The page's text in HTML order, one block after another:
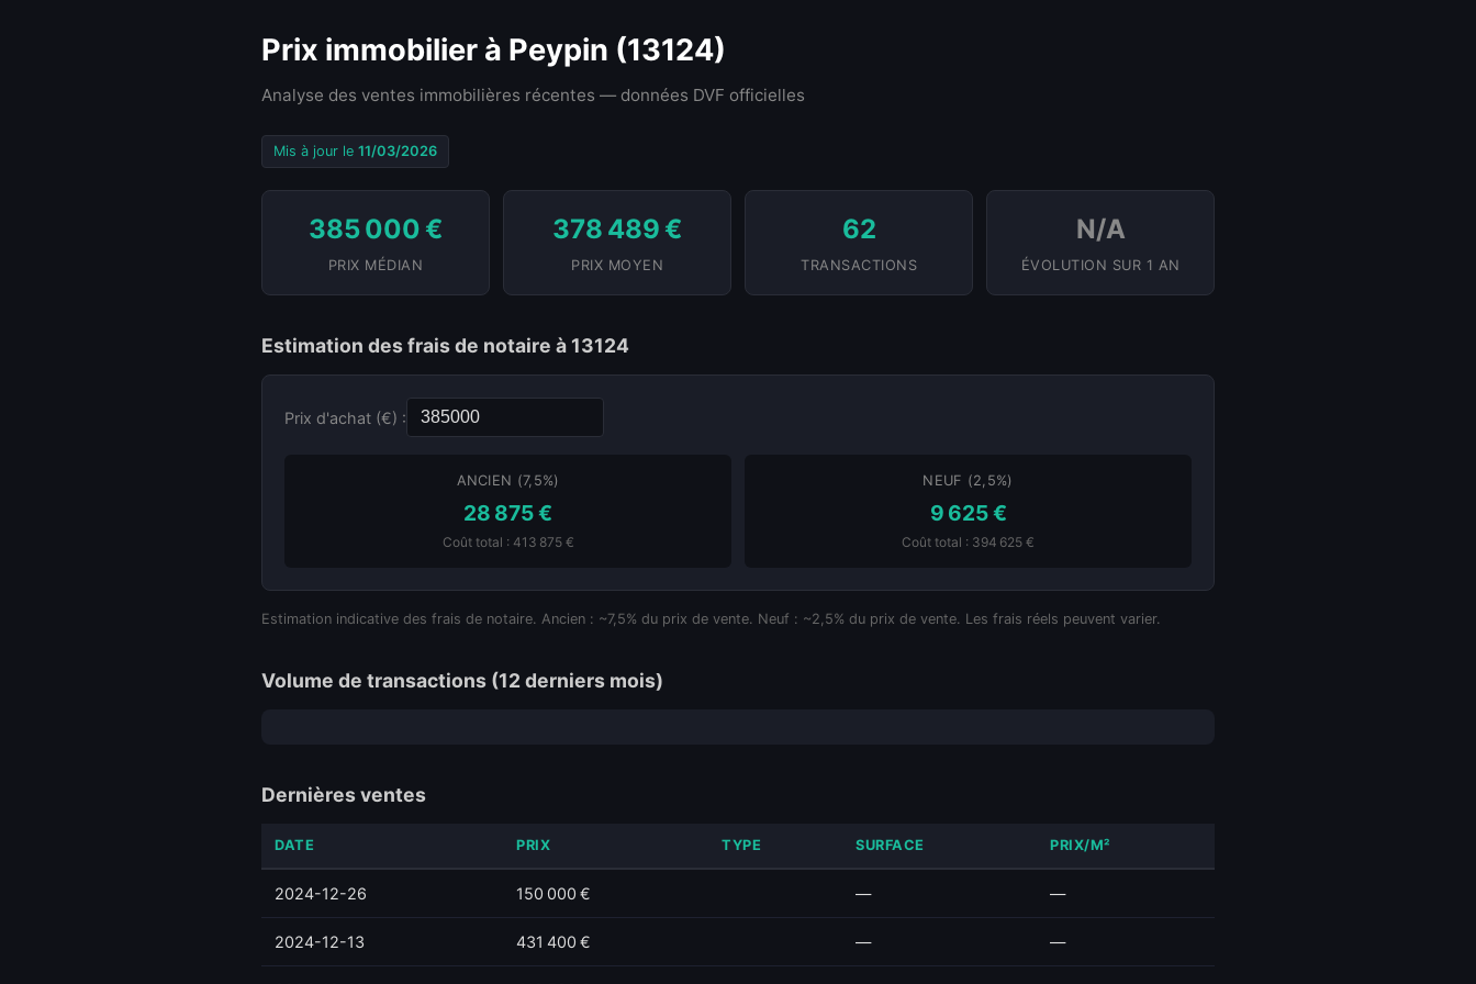
Prix immobilier à Peypin (13124)
Analyse des ventes immobilières récentes — données DVF officielles
Mis à jour le 11/03/2026
385 000 €
PRIX MÉDIAN
378 489 €
PRIX MOYEN
62
TRANSACTIONS
N/A
ÉVOLUTION SUR 1 AN
Estimation des frais de notaire à 13124
Prix d'achat (€) :
ANCIEN (7,5%)
28 875 €
Coût total : 413 875 €
NEUF (2,5%)
9 625 €
Coût total : 394 625 €
Estimation indicative des frais de notaire. Ancien : ~7,5% du prix de vente. Neuf : ~2,5% du prix de vente. Les frais réels peuvent varier.
Volume de transactions (12 derniers mois)
Dernières ventes
DATE PRIX TYPE SURFACE PRIX/M²
2024-12-26 150 000 € — —
2024-12-13 431 400 € — —